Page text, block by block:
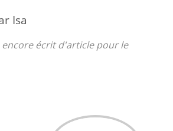
Isa
encore écrit d'article pour le